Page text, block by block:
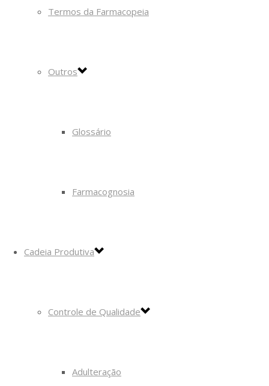
Termos da Farmacopeia
Outros
Glossário
Farmacognosia
Cadeia Produtiva
Controle de Qualidade
Adulteração